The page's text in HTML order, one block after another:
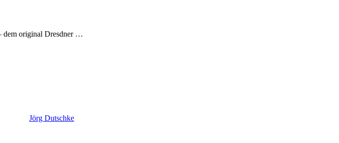
dem original Dresdner …
Jörg Dutschke